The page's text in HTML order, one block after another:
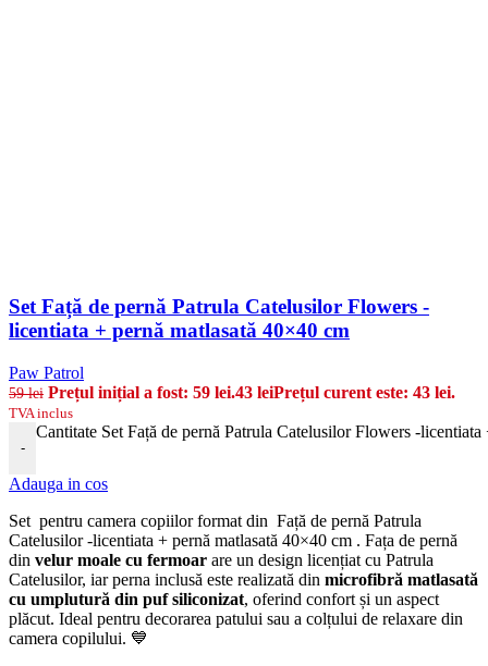
Set Față de pernă Patrula Catelusilor Flowers -
licentiata + pernă matlasată 40×40 cm
Paw Patrol
59lei Prețul inițial a fost: 59 lei.43 leiPrețul curent este: 43 lei.
TVA inclus
-
Cantitate Set Față de pernă Patrula Catelusilor Flowers -
Adauga in cos
Set pentru camera copiilor format din Față de pernă Patrula
Catelusilor -licentiata + pernă matlasată 40×40 cm . Fața de pernă
din velur moale cu fermoar are un design licențiat cu Patrula
Catelusilor, iar perna inclusă este realizată din microfibră matlasată
cu umplutură din puf siliconizat, oferind confort și un aspect
plăcut. Ideal pentru decorarea patului sau a colțului de relaxare din
camera copilului. 💙